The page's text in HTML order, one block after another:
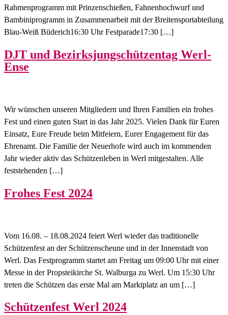
Rahmenprogramm mit Prinzenschießen, Fahnenhochwurf und
Bambiniprogramm in Zusammenarbeit mit der Breitensportabteilung
Blau-Weiß Büderich16:30 Uhr Festparade17:30 […]
DJT und Bezirksjungschützentag Werl-
Ense
Wir wünschen unseren Mitgliedern und Ihren Familien ein frohes
Fest und einen guten Start in das Jahr 2025. Vielen Dank für Euren
Einsatz, Eure Freude beim Mitfeiern, Eurer Engagement für das
Ehrenamt. Die Familie der Neuerhofe wird auch im kommenden
Jahr wieder aktiv das Schützenleben in Werl mitgestalten. Alle
feststehenden […]
Frohes Fest 2024
Vom 16.08. – 18.08.2024 feiert Werl wieder das traditionelle
Schützenfest an der Schützenscheune und in der Innenstadt von
Werl. Das Festprogramm startet am Freitag um 09:00 Uhr mit einer
Messe in der Propsteikirche St. Walburga zu Werl. Um 15:30 Uhr
treten die Schützen das erste Mal am Marktplatz an um […]
Schützenfest Werl 2024